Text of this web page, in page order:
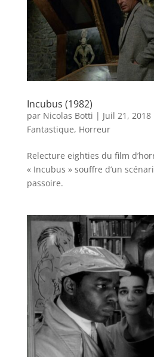
Incubus (1982)
par Nicolas Botti | Juil 21, 2018
Fantastique, Horreur
Relecture eighties du film
« Incubus » souffre d’un
passoire.